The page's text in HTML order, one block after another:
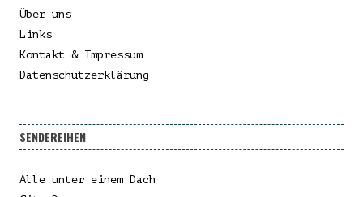
Über uns
Links
Kontakt & Impressum
Datenschutzerklärung
SENDEREIHEN
Alle unter einem Dach